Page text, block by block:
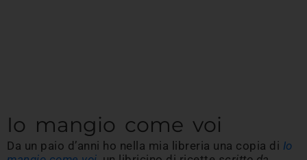
Io mangio come voi
Da un paio d’anni ho nella mia libreria una copia di Io